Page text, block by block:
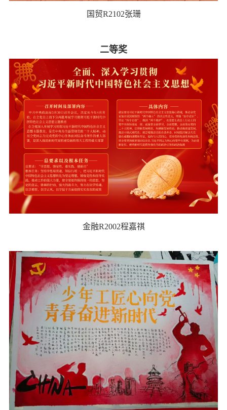
国贸R2102张珊
二等奖
金融R2002程嘉祺